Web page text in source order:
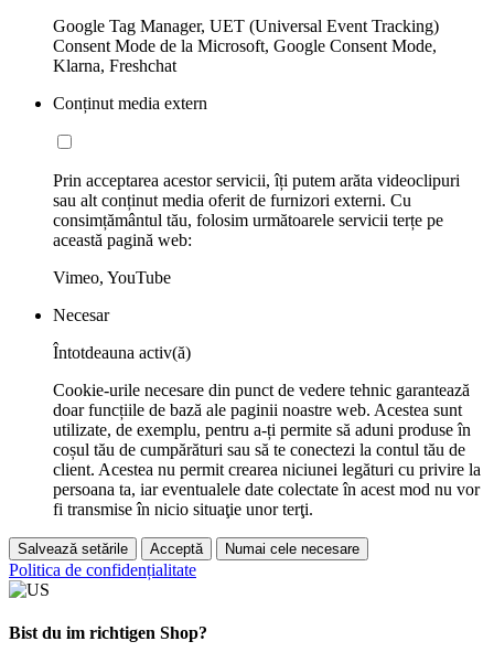
Google Tag Manager, UET (Universal Event Tracking)
Consent Mode de la Microsoft, Google Consent Mode,
Klarna, Freshchat
Conținut media extern
Prin acceptarea acestor servicii, îți putem arăta videoclipuri
sau alt conținut media oferit de furnizori externi. Cu
consimțământul tău, folosim următoarele servicii terțe pe
această pagină web:
Vimeo, YouTube
Necesar
Întotdeauna activ(ă)
Cookie-urile necesare din punct de vedere tehnic garantează
doar funcțiile de bază ale paginii noastre web. Acestea sunt
utilizate, de exemplu, pentru a-ți permite să aduni produse în
coșul tău de cumpărături sau să te conectezi la contul tău de
client. Acestea nu permit crearea niciunei legături cu privire la
persoana ta, iar eventualele date colectate în acest mod nu vor
fi transmise în nicio situaţie unor terţi.
Salvează setările Acceptă Numai cele necesare
Politica de confidențialitate
Bist du im richtigen Shop?